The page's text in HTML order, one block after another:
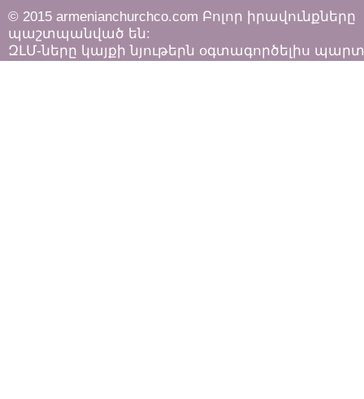
© 2015 armenianchurchco.com Բոլոր իրավունքները
պաշտպանված են:
ԶԼՄ-ները կայքի նյութերն օգտագործելիս